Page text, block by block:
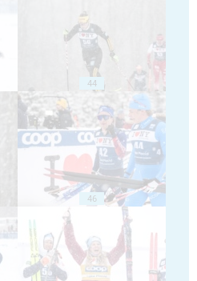
44
46